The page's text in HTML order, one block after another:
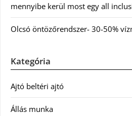
mennyibe kerül most egy all
Olcsó öntözőrendszer- 30-50%
Kategória
Ajtó beltéri ajtó
Állás munka